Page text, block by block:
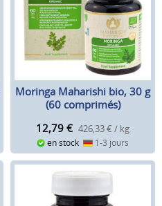
Moringa Maharishi bio, 30 g
(60 comprimés)
12,79 € 426,33 € / kg
en stock 1-3 jours